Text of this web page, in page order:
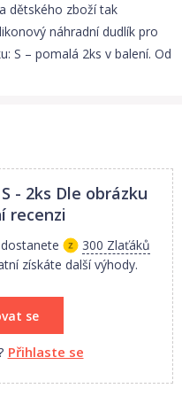
dětského zboží tak
náhradní dudlík pro
S – pomalá 2ks v balení. Od
- 2ks Dle obrázku
recenzi
300 Zlaťáků
získáte další výhody.
se
Přihlaste se